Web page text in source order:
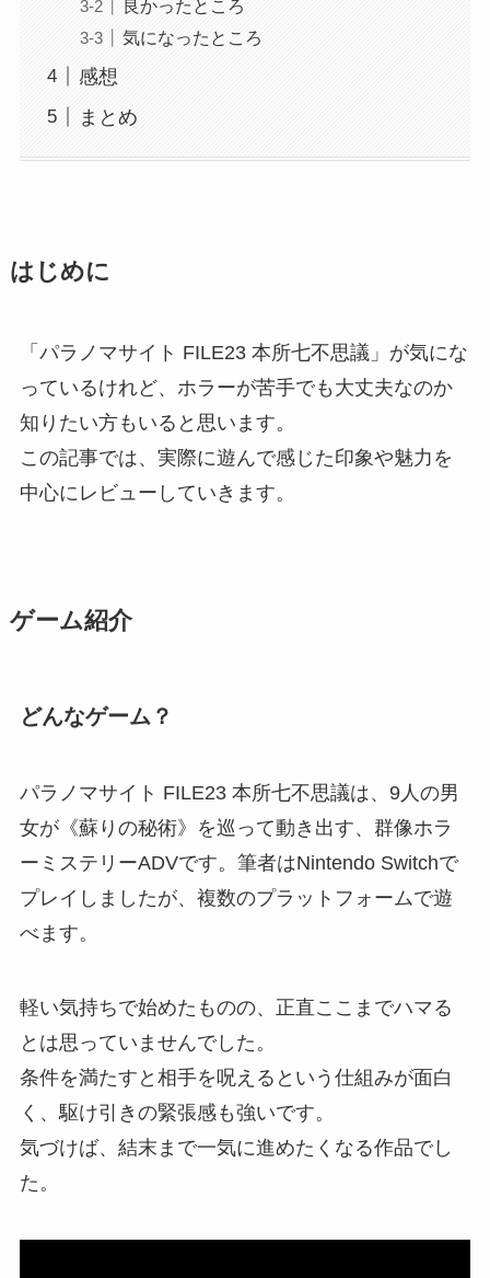
良かったところ
気になったところ
感想
まとめ
はじめに
「パラノマサイト FILE23 本所七不思議」が気にな
っているけれど、ホラーが苦手でも大丈夫なのか
知りたい方もいると思います。
この記事では、実際に遊んで感じた印象や魅力を
中心にレビューしていきます。
ゲーム紹介
どんなゲーム？
パラノマサイト FILE23 本所七不思議は、9人の男
女が《蘇りの秘術》を巡って動き出す、群像ホラ
ーミステリーADVです。筆者はNintendo Switchで
プレイしましたが、複数のプラットフォームで遊
べます。
軽い気持ちで始めたものの、正直ここまでハマる
とは思っていませんでした。
条件を満たすと相手を呪えるという仕組みが面白
く、駆け引きの緊張感も強いです。
気づけば、結末まで一気に進めたくなる作品でし
た。